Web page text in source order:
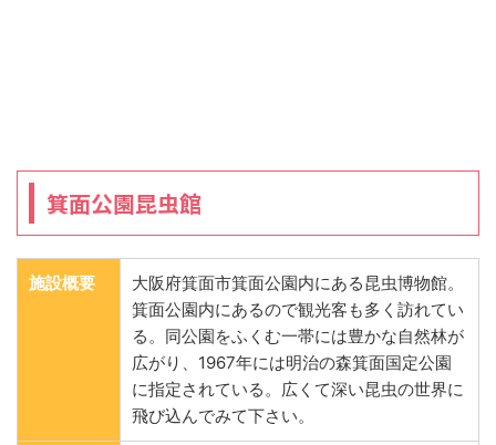
箕面公園昆虫館
施設概要
大阪府箕面市箕面公園内にある昆虫博物館。
箕面公園内にあるので観光客も多く訪れてい
る。同公園をふくむ一帯には豊かな自然林が
広がり、1967年には明治の森箕面国定公園
に指定されている。広くて深い昆虫の世界に
飛び込んでみて下さい。